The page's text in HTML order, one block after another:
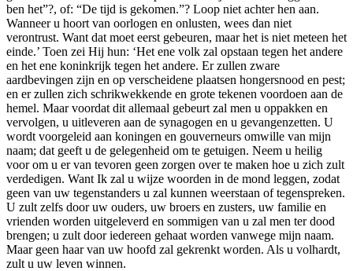
ben het”?, of: “De tijd is gekomen.”? Loop niet achter hen aan.
Wanneer u hoort van oorlogen en onlusten, wees dan niet
verontrust. Want dat moet eerst gebeuren, maar het is niet meteen het
einde.’ Toen zei Hij hun: ‘Het ene volk zal opstaan tegen het andere
en het ene koninkrijk tegen het andere. Er zullen zware
aardbevingen zijn en op verscheidene plaatsen hongersnood en pest;
en er zullen zich schrikwekkende en grote tekenen voordoen aan de
hemel. Maar voordat dit allemaal gebeurt zal men u oppakken en
vervolgen, u uitleveren aan de synagogen en u gevangenzetten. U
wordt voorgeleid aan koningen en gouverneurs omwille van mijn
naam; dat geeft u de gelegenheid om te getuigen. Neem u heilig
voor om u er van tevoren geen zorgen over te maken hoe u zich zult
verdedigen. Want Ik zal u wijze woorden in de mond leggen, zodat
geen van uw tegenstanders u zal kunnen weerstaan of tegenspreken.
U zult zelfs door uw ouders, uw broers en zusters, uw familie en
vrienden worden uitgeleverd en sommigen van u zal men ter dood
brengen; u zult door iedereen gehaat worden vanwege mijn naam.
Maar geen haar van uw hoofd zal gekrenkt worden. Als u volhardt,
zult u uw leven winnen.